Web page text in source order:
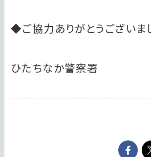
◆ご協力ありがとうございま
ひたちなか警察署